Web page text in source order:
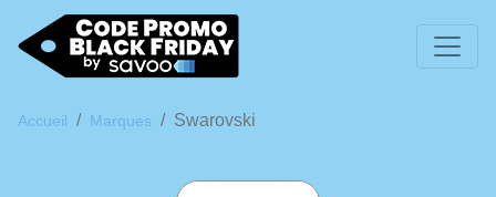
Accueil Marques Swarovski